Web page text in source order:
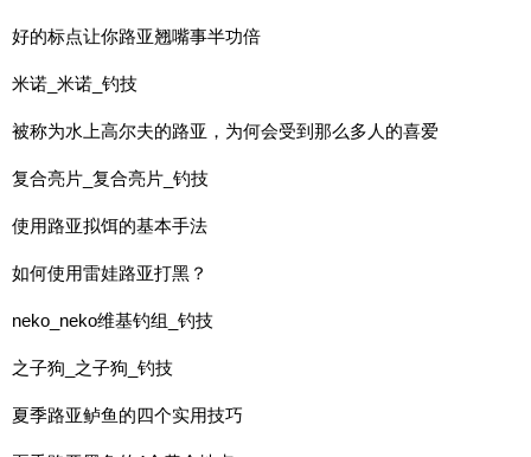
好的标点让你路亚翘嘴事半功倍
米诺_米诺_钓技
被称为水上高尔夫的路亚，为何会受到那么多人的喜爱
复合亮片_复合亮片_钓技
使用路亚拟饵的基本手法
如何使用雷娃路亚打黑？
neko_neko维基钓组_钓技
之子狗_之子狗_钓技
夏季路亚鲈鱼的四个实用技巧